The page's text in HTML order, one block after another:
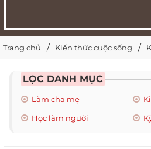
Trang chủ Kiến thức cuộc sống
LỌC DANH MỤC
Làm cha mẹ
Học làm người